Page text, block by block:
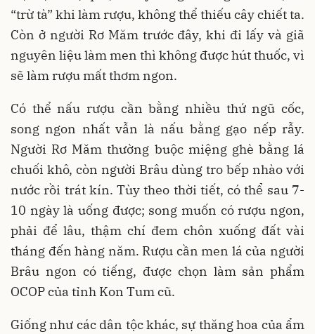
“trừ tà” khi làm rượu, không thể thiếu cây chiết ta.
Còn ở người Rơ Măm trước đây, khi đi lấy và giã
nguyên liệu làm men thì không được hút thuốc, vì
sẽ làm rượu mất thơm ngon.
Có thể nấu rượu cần bằng nhiều thứ ngũ cốc,
song ngon nhất vẫn là nấu bằng gạo nếp rẫy.
Người Rơ Măm thường buộc miệng ghè bằng lá
chuối khô, còn người Brâu dùng tro bếp nhào với
nước rồi trát kín. Tùy theo thời tiết, có thể sau 7-
10 ngày là uống được; song muốn có rượu ngon,
phải để lâu, thậm chí đem chôn xuống đất vài
tháng đến hàng năm. Rượu cần men lá của người
Brâu ngon có tiếng, được chọn làm sản phẩm
OCOP của tỉnh Kon Tum cũ.
Giống như các dân tộc khác, sự thăng hoa của ẩm